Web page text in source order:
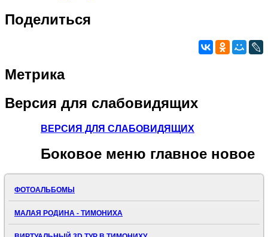
Поделиться
Метрика
Версия для слабовидящих
ВЕРСИЯ ДЛЯ СЛАБОВИДЯЩИХ
Боковое меню главное новое
ФОТОАЛЬБОМЫ
МАЛАЯ РОДИНА - ТИМОНИХА